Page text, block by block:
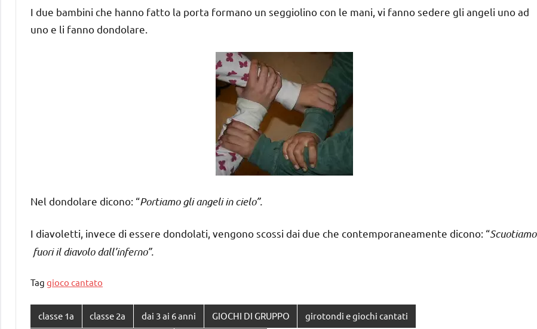
I due bambini che hanno fatto la porta formano un seggiolino con le mani, vi fanno sedere gli angeli uno ad
uno e li fanno dondolare.
Nel dondolare dicono: “Portiamo gli angeli in cielo”.
I diavoletti, invece di essere dondolati, vengono scossi dai due che contemporaneamente dicono: “Scuotiamo
fuori il diavolo dall’inferno”.
Tag gioco cantato
classe 1a classe 2a dai 3 ai 6 anni GIOCHI DI GRUPPO girotondi e giochi cantati